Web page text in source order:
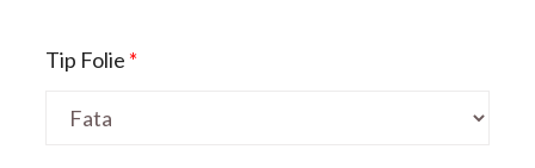
Tip Folie *